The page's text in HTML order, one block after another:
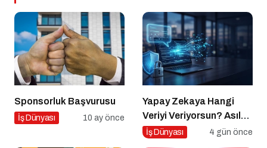
Sponsorluk Başvurusu
İş Dünyası 10 ay önce
Yapay Zekaya Hangi
Veriyi Veriyorsun? Asıl
Risk Ürettiğin Değil,
İş Dünyası 4 gün önce